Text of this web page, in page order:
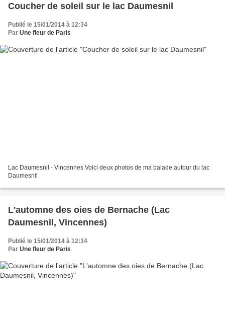
Coucher de soleil sur le lac Daumesnil
Publié le 15/01/2014 à 12:34
Par Une fleur de Paris
Lac Daumesnil - Vincennes Voici deux photos de ma balade autour du lac
Daumesnil
L'automne des oies de Bernache (Lac
Daumesnil, Vincennes)
Publié le 15/01/2014 à 12:34
Par Une fleur de Paris